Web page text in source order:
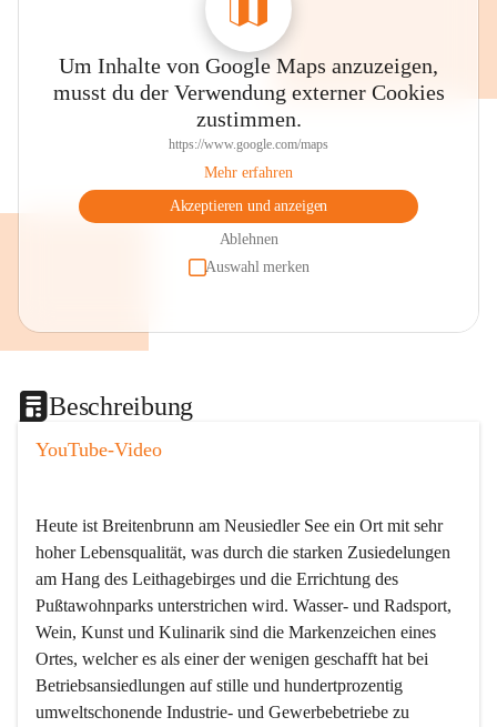
Um Inhalte von Google Maps anzuzeigen,
musst du der Verwendung externer Cookies
zustimmen.
https://www.google.com/maps
Mehr erfahren
Akzeptieren und anzeigen
Ablehnen
Auswahl merken
Beschreibung
YouTube-Video
Heute ist Breitenbrunn am Neusiedler See ein Ort mit sehr
hoher Lebensqualität, was durch die starken Zusiedelungen
am Hang des Leithagebirges und die Errichtung des
Pußtawohnparks unterstrichen wird. Wasser- und Radsport,
Wein, Kunst und Kulinarik sind die Markenzeichen eines
Ortes, welcher es als einer der wenigen geschafft hat bei
Betriebsansiedlungen auf stille und hundertprozentig
umweltschonende Industrie- und Gewerbebetriebe zu